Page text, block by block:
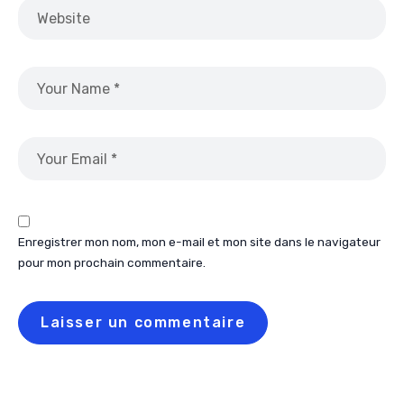
Enregistrer mon nom, mon e-mail et mon site dans le navigateur
pour mon prochain commentaire.